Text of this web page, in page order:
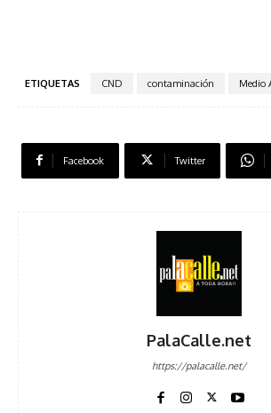
ETIQUETAS CND contaminación Medio
Facebook Twitter
PalaCalle.net
https://palacalle.net/